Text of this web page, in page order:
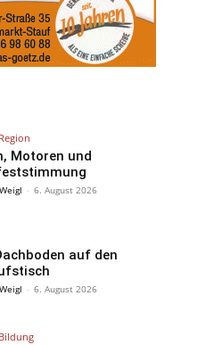
Motoren und
- 6. August 2026
auf den
- 6. August 2026